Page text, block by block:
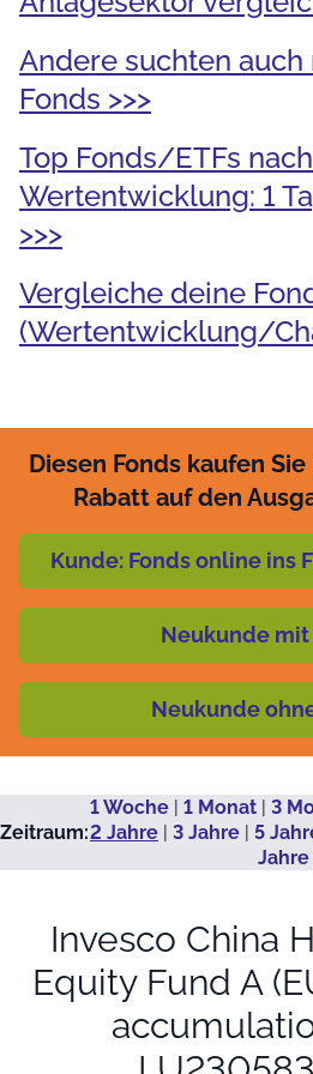
Andere suchten auch
Fonds >>>
Top Fonds/ETFs nach
Wertentwicklung: 1
>>>
Vergleiche deine
(Wertentwicklung/
Diesen Fonds kaufen
Rabatt auf den
Kunde: Fonds online ins
Neukunde
Neukunde
Zeitraum:
1 Woche| 1 Monat| 3
2 Jahre | 3 Jahre | 5
Jahre
Invesco China
Equity Fund A